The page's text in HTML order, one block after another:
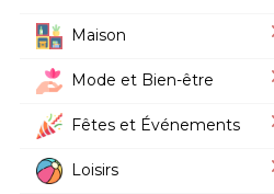
Maison
Mode et Bien-être
Fêtes et Événements
Loisirs